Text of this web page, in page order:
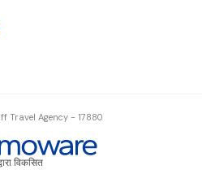
Travel Agency - 17880
विकसित